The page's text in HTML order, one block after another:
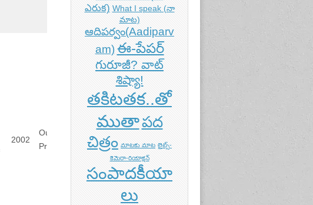
2002
Out of
Print
ఎరుక) What I speak (నా
మాట)
ఆదిపర్వం(Aadiparv
am) ఈ-పేపర్
గురూజీ? వాట్
శిష్యా!
తకిటతక..తో
ముతాపద
చిత్రం మాటకు మాట లైట్స్-
కెమెరా-రియాక్షన్
సంపాదకీయా
లు